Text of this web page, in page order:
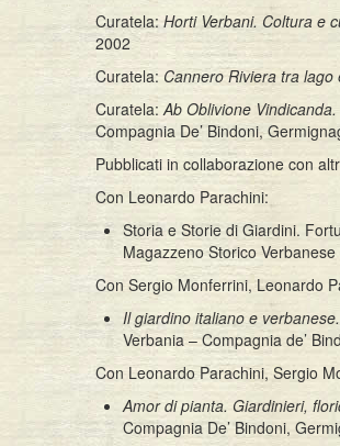
Curatela: Horti Verbani. Coltura e
2002
Curatela: Cannero Riviera tra
Curatela: Ab Oblivione
Compagnia De’ Bindoni,
Pubblicati in collaborazione con
Con Leonardo Parachini:
Storia e Storie di Giardini.
Magazzeno Storico
Con Sergio Monferrini, Leonardo
Il giardino italiano e
Verbania – Compagnia de’
Con Leonardo Parachini, Sergio
Amor di pianta. Giardinieri,
Compagnia De’ Bindoni,